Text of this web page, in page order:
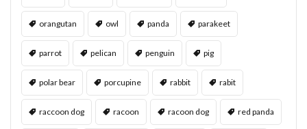
orangutan owl panda parakeet
parrot pelican penguin pig
polar bear porcupine rabbit rabit
raccoon dog racoon racoon dog red panda